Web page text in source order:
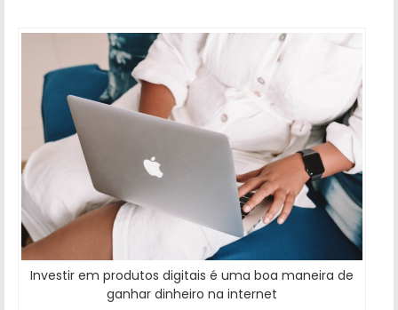
Investir em produtos digitais é uma boa maneira de
ganhar dinheiro na internet